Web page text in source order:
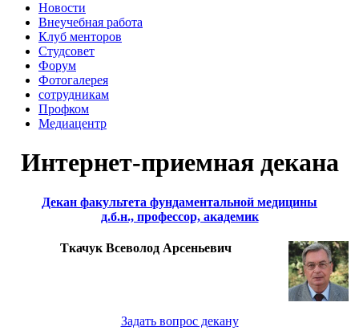
Новости
Внеучебная работа
Клуб менторов
Студсовет
Форум
Фотогалерея
сотрудникам
Профком
Медиацентр
Интернет-приемная декана
Декан факультета фундаментальной медицины
д.б.н., профессор, академик
Ткачук Всеволод Арсеньевич
Задать вопрос декану